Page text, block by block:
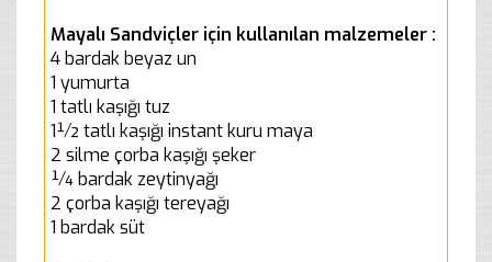
Mayalı Sandviçler için kullanılan malzemeler :
4 bardak beyaz un
1 yumurta
1 tatlı kaşığı tuz
1½ tatlı kaşığı instant kuru maya
2 silme çorba kaşığı şeker
¼ bardak zeytinyağı
2 çorba kaşığı tereyağı
1 bardak süt